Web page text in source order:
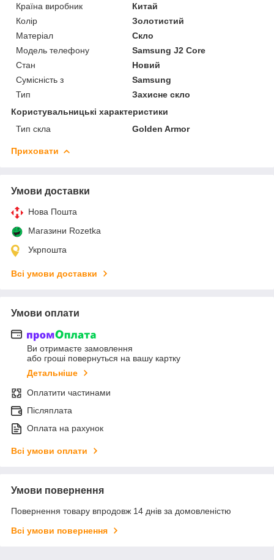
Країна виробник
Китай
Колір
Золотистий
Матеріал
Скло
Модель телефону
Samsung J2 Core
Стан
Новий
Сумісність з
Samsung
Тип
Захисне скло
Користувальницькі характеристики
Тип скла
Golden Armor
Приховати
Умови доставки
Нова Пошта
Магазини Rozetka
Укрпошта
Всі умови доставки
Умови оплати
Ви отримаєте замовлення
або гроші повернуться на вашу картку
Детальніше
Оплатити частинами
Післяплата
Оплата на рахунок
Всі умови оплати
Умови повернення
Повернення товару впродовж 14 днів за домовленістю
Всі умови повернення